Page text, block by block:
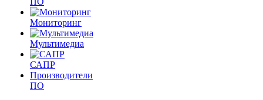
Мониторинг
Мультимедиа
САПР
Производители
ПО